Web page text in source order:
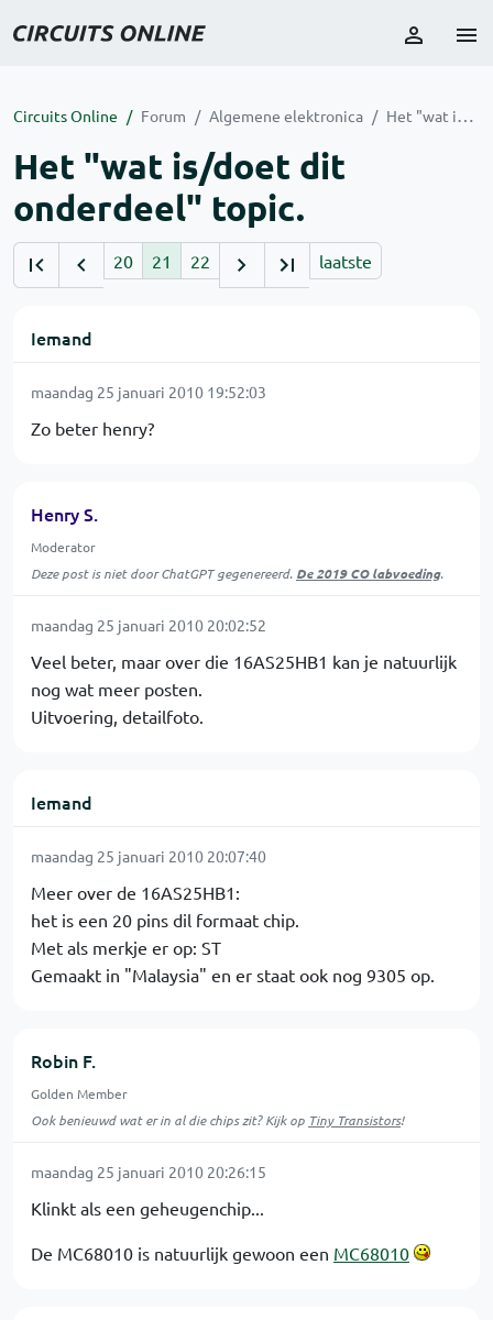
Circuits Online Forum Algemene elektronica Het "wat is/doet dit onderdeel" topic.
Het "wat is/doet dit
onderdeel" topic.
20 21 22 laatste
Iemand
maandag 25 januari 2010 19:52:03
Zo beter henry?
Henry S.
Moderator
Deze post is niet door ChatGPT gegenereerd. De 2019 CO labvoeding.
maandag 25 januari 2010 20:02:52
Veel beter, maar over die 16AS25HB1 kan je natuurlijk
nog wat meer posten.
Uitvoering, detailfoto.
Iemand
maandag 25 januari 2010 20:07:40
Meer over de 16AS25HB1:
het is een 20 pins dil formaat chip.
Met als merkje er op: ST
Gemaakt in "Malaysia" en er staat ook nog 9305 op.
Robin F.
Golden Member
Ook benieuwd wat er in al die chips zit? Kijk op Tiny Transistors!
maandag 25 januari 2010 20:26:15
Klinkt als een geheugenchip...
De MC68010 is natuurlijk gewoon een MC68010